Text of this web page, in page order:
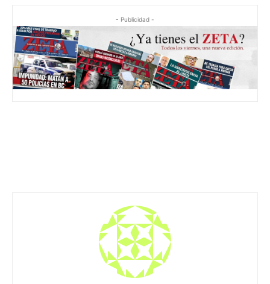
- Publicidad -